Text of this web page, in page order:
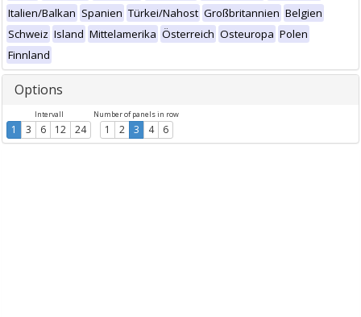
Italien/Balkan Spanien Türkei/Nahost Großbritannien Belgien
Schweiz Island Mittelamerika Österreich Osteuropa Polen
Finnland
Options
Intervall
1 3 6 12 24
Number of panels in row
1 2 3 4 6